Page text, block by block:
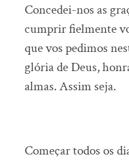
Concedei-nos as
cumprir fielmente
que vos pedimos
glória de Deus,
almas. Assim seja.
Começar todos os